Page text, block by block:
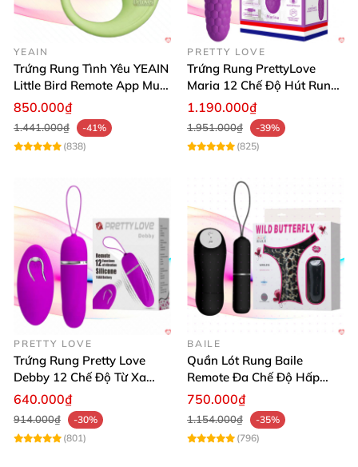
YEAIN
Trứng Rung Tình Yêu YEAIN
Little Bird Remote App Mua
Ngay
850.000₫
1.441.000₫
-41%
(838)
PRETTY LOVE
Trứng Rung PrettyLove
Maria 12 Chế Độ Hút Rung
Mạnh Mẻ
1.190.000₫
1.951.000₫
-39%
(825)
PRETTY LOVE
Trứng Rung Pretty Love
Debby 12 Chế Độ Từ Xa
Siêu Phấn Khích
640.000₫
914.000₫
-30%
(801)
BAILE
Quần Lót Rung Baile
Remote Đa Chế Độ Hấp
Dẫn Người Dùng
750.000₫
1.154.000₫
-35%
(796)